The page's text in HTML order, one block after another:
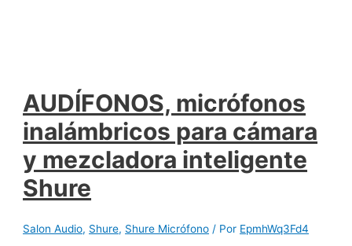
AUDÍFONOS, micrófonos
inalámbricos para cámara
y mezcladora inteligente
Shure
Salon Audio, Shure, Shure Micrófono / Por EpmhWq3Fd4